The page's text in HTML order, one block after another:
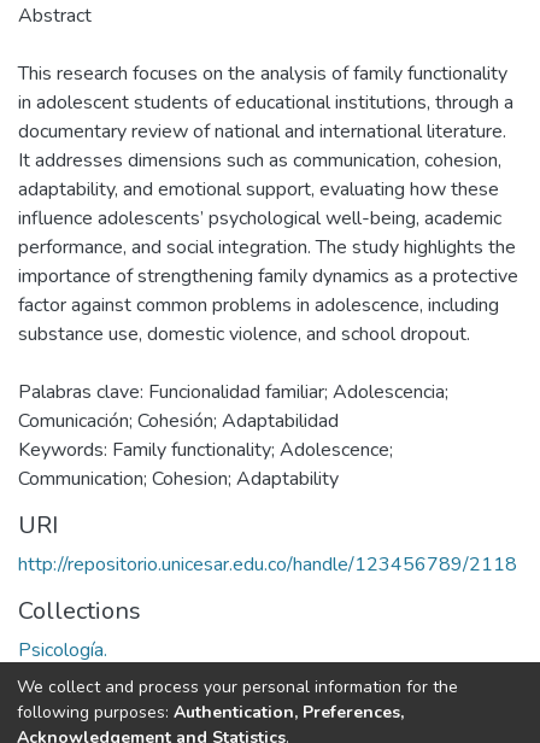
Abstract
This research focuses on the analysis of family functionality
in adolescent students of educational institutions, through a
documentary review of national and international literature.
It addresses dimensions such as communication, cohesion,
adaptability, and emotional support, evaluating how these
influence adolescents’ psychological well-being, academic
performance, and social integration. The study highlights the
importance of strengthening family dynamics as a protective
factor against common problems in adolescence, including
substance use, domestic violence, and school dropout.
Palabras clave: Funcionalidad familiar; Adolescencia;
Comunicación; Cohesión; Adaptabilidad
Keywords: Family functionality; Adolescence;
Communication; Cohesion; Adaptability
URI
http://repositorio.unicesar.edu.co/handle/123456789/2118
Collections
Psicología.
Full item page
We collect and process your personal information for the
following purposes: Authentication, Preferences,
Acknowledgement and Statistics.